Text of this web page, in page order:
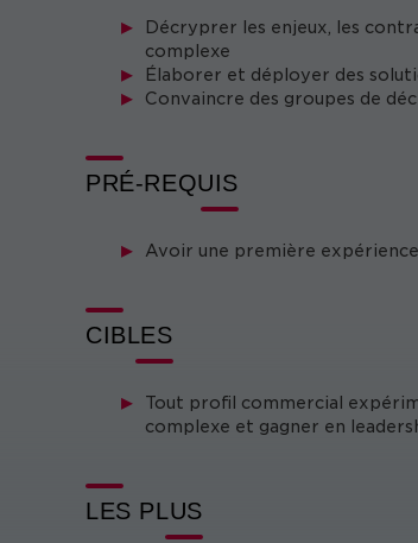
Décryprer les enjeux, les
complexe
Élaborer et déployer des
Convaincre des groupes de
PRÉ-REQUIS
Avoir une première
CIBLES
Tout profil commercial
complexe et gagner en
LES PLUS